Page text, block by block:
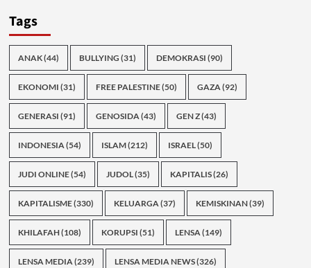
Tags
ANAK(44) BULLYING (31) DEMOKRASI (90)
EKONOMI (31) FREE PALESTINE(50) GAZA(92)
GENERASI (91) GENOSIDA(43) GEN Z(43)
INDONESIA(54) ISLAM(212) ISRAEL(50)
JUDI ONLINE(54) JUDOL(35) KAPITALIS(26)
KAPITALISME(330) KELUARGA(37) KEMISKINAN(39)
KHILAFAH(108) KORUPSI (51) LENSA(149)
LENSA MEDIA(239) LENSA MEDIA NEWS(326)